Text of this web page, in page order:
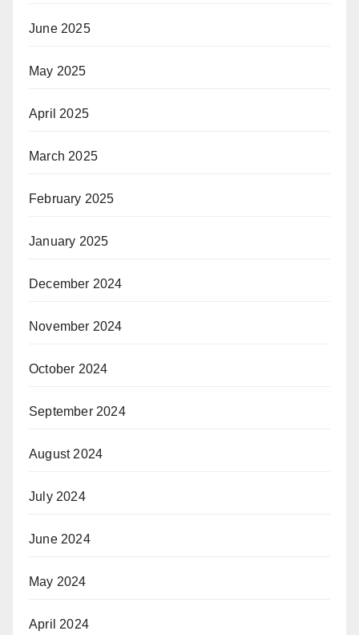
June 2025
May 2025
April 2025
March 2025
February 2025
January 2025
December 2024
November 2024
October 2024
September 2024
August 2024
July 2024
June 2024
May 2024
April 2024